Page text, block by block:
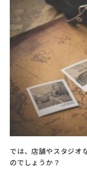
では、店舗やスタジオ
のでしょうか？